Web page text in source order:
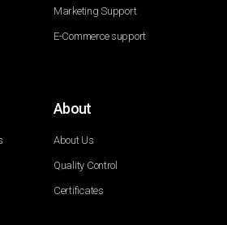
Marketing Support
E-Commerce support
About
About Us
Quality Control
Certificates